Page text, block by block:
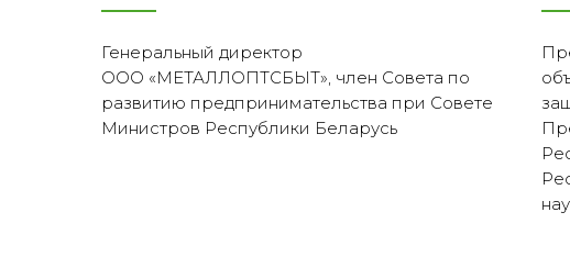
Генеральный директор
ООО «МЕТАЛЛОПТСБЫТ», член Совета по
развитию предпринимательства при Совете
Министров Республики Беларусь